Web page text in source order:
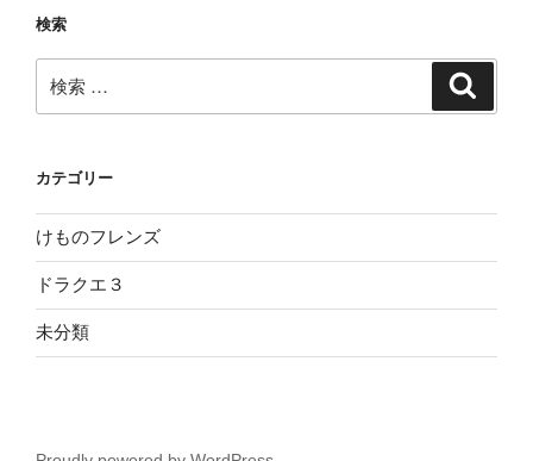
検索
索:
カテゴリー
けものフレンズ
ドラクエ３
未分類